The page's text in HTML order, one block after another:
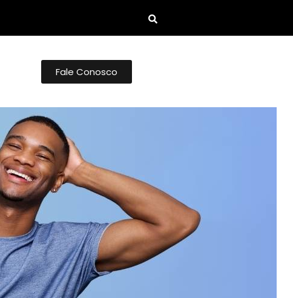
Fale Conosco